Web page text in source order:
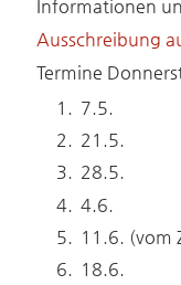
Informationen
Ausschreibung
Termine
7.5.
21.5.
28.5.
4.6.
11.6. (vom
18.6.